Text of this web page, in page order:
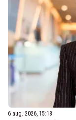
6 aug. 2026, 15:18